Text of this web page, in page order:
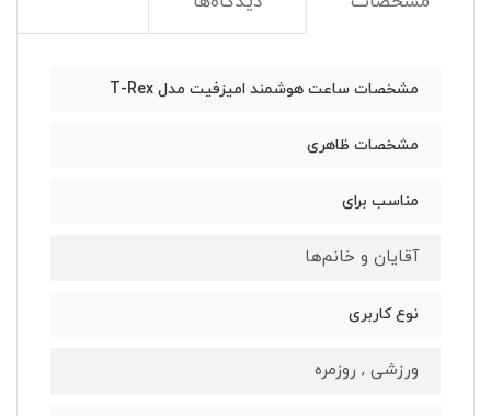
مشخصات ساعت هوشمند امیزفیت مدل T-Rex
مشخصات ظاهری
مناسب برای
آقایان و خانم‌ها
نوع کاربری
ورزشی , روزمره